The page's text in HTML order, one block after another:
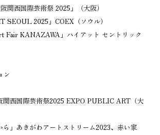
西国際芸術祭 2025」（大阪）
2025」COEX（ソウル）
KANAZAWA」ハイアット セントリック
ン
西国際芸術祭2025 EXPO PUBLIC ART（大
」あきがわアートストリーム2023、赤い家